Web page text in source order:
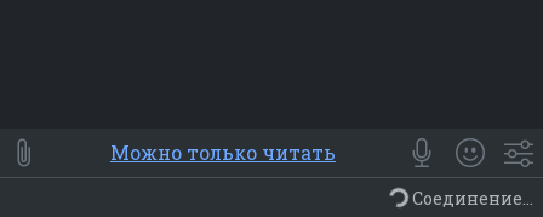
⭐ Мои Smile
😀 Emoji
Смайлики
Люди Животные Еда Объекты
Можно только читать
Соединение...